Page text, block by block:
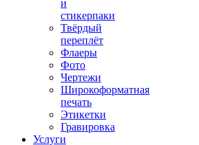
и
стикерпаки
Твёрдый
переплёт
Флаеры
Фото
Чертежи
Широкоформатная
печать
Этикетки
Гравировка
Услуги